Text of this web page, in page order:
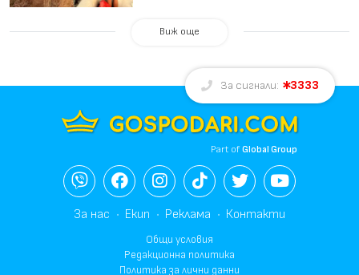
Виж още
За сигнали: 3333
Part ofGlobal Group
За нас Екип Реклама Контакти
Общи условия
Редакционна политика
Политика за лични данни